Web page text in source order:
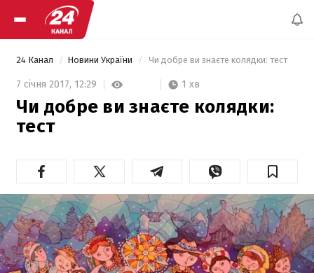
24 Канал Новини України Чи добре ви знаєте колядки: тест
7 січня 2017, 12:29 1 хв
Чи добре ви знаєте колядки:
тест